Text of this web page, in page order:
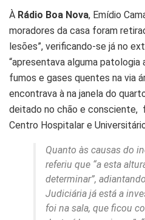
À Rádio Boa Nova, Emídio
moradores da casa foram
lesões”, verificando-se já no
“apresentava alguma patologia
fumos e gases quentes na via
encontrava à na janela do
deitado no chão e consciente,
Centro Hospitalar e
Quanto às causas do
referiu que “a esta
determinar”,
Judiciária já está a
foi na sala, que ficou